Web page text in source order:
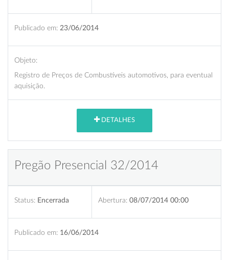
Publicado em: 23/06/2014
Objeto:
Registro de Preços de Combustíveis automotivos, para eventual
aquisição.
DETALHES
Pregão Presencial 32/2014
Status: Encerrada Abertura: 08/07/2014 00:00
Publicado em: 16/06/2014